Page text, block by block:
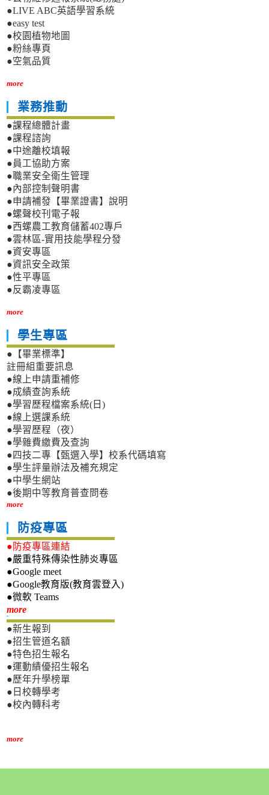
●LIVE ABC英語學習系統
●easy test
●校園植物地圖
●粉絲專頁
●空氣品質
more
業務推動
●課程總體計畫
●課程諮詢
●中途離校填報
●員工協助方案
●職業安全衛生管理
●內部控制聲明書
●申請補發【畢業證書】說明
●螺聲校刊電子報
●西螺農工教育儲蓄402專戶
●雲林區-實用技能學程分發
●資安專區
●資訊安全政策
●性平專區
●反霸凌專區
more
學生專區
●【畢業標準】
註冊組重要訊息
●線上申請重補修
●成績查詢系統
●學習歷程檔案系統(日)
●線上選課系統
●學習歷程（夜）
●學雜費繳費及查詢
●四技二專【甄選入學】校系代碼填寫
●學生評量辦法及補充規定
●中學生網站
●後期中等教育普查問卷
more
防疫專區
●防疫專區連結
●嚴重特殊傳染性肺炎專區
●Google meet
●Google教育版(教育雲登入)
●微軟 Teams
more新生專區
●新生報到
●招生管道名額
●特色招生報名
●運動績優招生報名
●歷年升學榜單
●日校轉學考
●校內轉科考
more